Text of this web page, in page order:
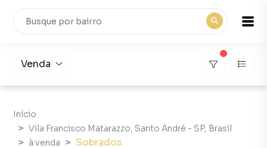
Venda
Início
Vila Francisco Matarazzo, Santo André - SP, Brasil
à venda
Sobrados